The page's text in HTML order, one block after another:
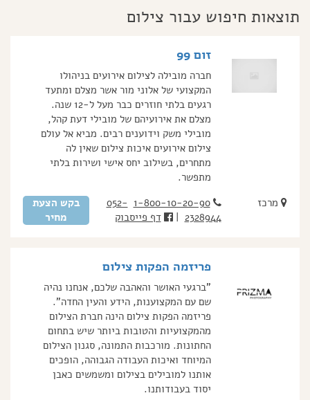
תוצאות חיפוש עבור צילום
זום 99
חברה מובילה לצילום אירועים בניהולו
המקצועי של אלוני מור אשר מצלם ומתעד
רגעים בלתי חוזרים כבר מעל ל-12 שנה.
מצלם את אירועיהם של מובילי דעת קהל,
מובילי משק וידוענים רבים. מביא אל עולם
צילום אירועים איכות צילום שאין לה
מתחרים, בשילוב יחס אישי ושירות בלתי
מתפשר.
מרכז
1-800-10-20-90
052-
2328944
| דף פייסבוק
בקש הצעת
מחיר
פריזמה הפקות צילום
"ברגעי האושר והאהבה שלכם, אנחנו נהיה
שם עם המקצוענות, הידע והעין החדה".
פריזמה הפקות צילום הינה חברת הצילום
מהמקצועיות והטובות ביותר שיש בתחום
החתונות. מורכבות התמונה, סגנון הצילום
המיוחד ואיכות העבודה הגבוהה, הופכים
אותנו למובילים בצילום ומשמשים כאבן
יסוד בעבודותנו.